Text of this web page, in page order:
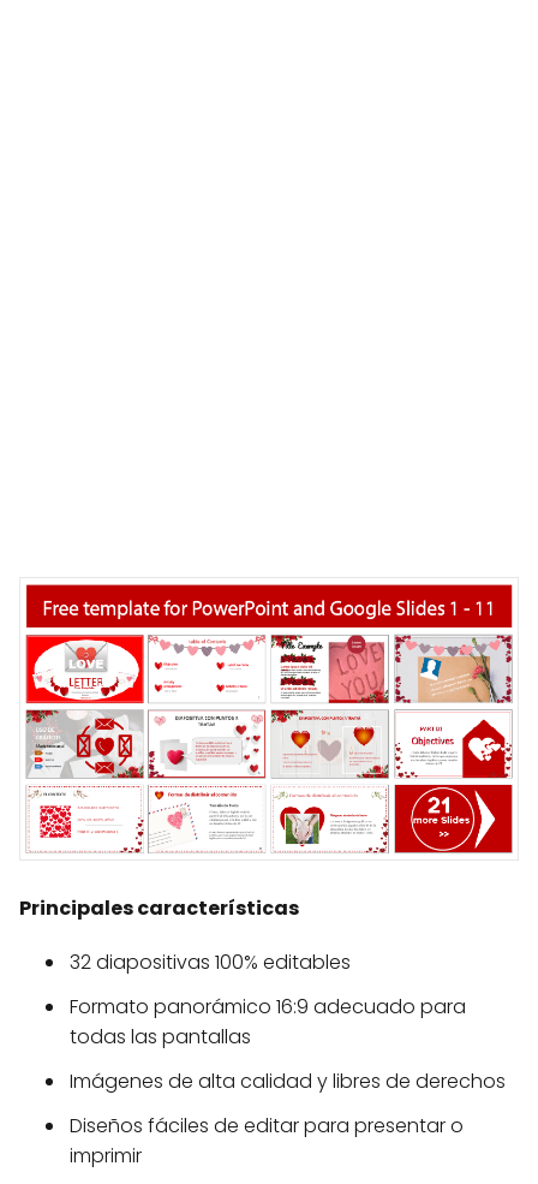
Principales características
32 diapositivas 100% editables
Formato panorámico 16:9 adecuado para
todas las pantallas
Imágenes de alta calidad y libres de derechos
Diseños fáciles de editar para presentar o
imprimir